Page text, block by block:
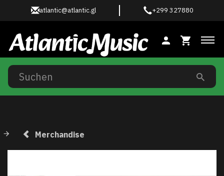
atlantic@atlantic.gl +299 327880
Merchandise